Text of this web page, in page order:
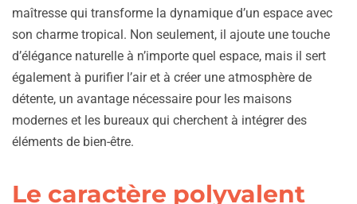
maîtresse qui transforme la dynamique d’un espace avec
son charme tropical. Non seulement, il ajoute une touche
d’élégance naturelle à n’importe quel espace, mais il sert
également à purifier l’air et à créer une atmosphère de
détente, un avantage nécessaire pour les maisons
modernes et les bureaux qui cherchent à intégrer des
éléments de bien-être.
Le caractère polyvalent